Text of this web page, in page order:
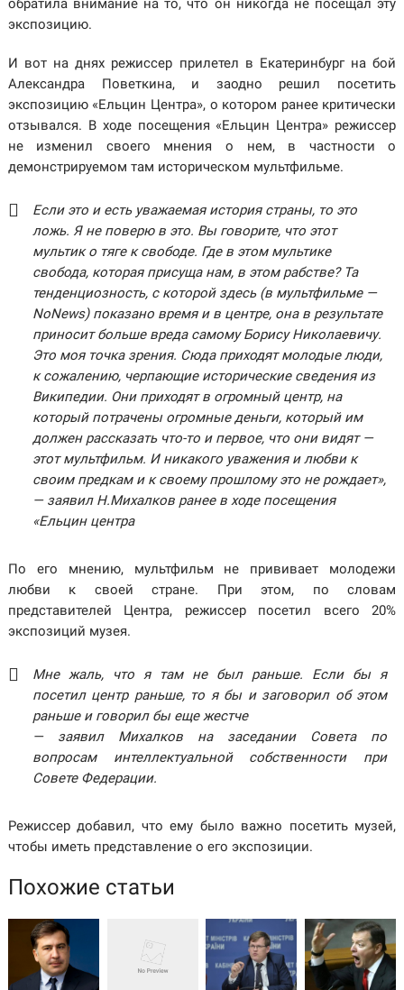
обратила внимание на то, что он никогда не посещал эту
экспозицию.
И вот на днях режиссер прилетел в Екатеринбург на бой
Александра Поветкина, и заодно решил посетить
экспозицию «Ельцин Центра», о котором ранее критически
отзывался. В ходе посещения «Ельцин Центра» режиссер
не изменил своего мнения о нем, в частности о
демонстрируемом там историческом мультфильме.
Если это и есть уважаемая история страны, то это
ложь. Я не поверю в это. Вы говорите, что этот
мультик о тяге к свободе. Где в этом мультике
свобода, которая присуща нам, в этом рабстве? Та
тенденциозность, с которой здесь (в мультфильме —
NoNews) показано время и в центре, она в результате
приносит больше вреда самому Борису Николаевичу.
Это моя точка зрения. Сюда приходят молодые люди,
к сожалению, черпающие исторические сведения из
Википедии. Они приходят в огромный центр, на
который потрачены огромные деньги, который им
должен рассказать что-то и первое, что они видят —
этот мультфильм. И никакого уважения и любви к
своим предкам и к своему прошлому это не рождает»,
— заявил Н.Михалков ранее в ходе посещения
«Ельцин центра
По его мнению, мультфильм не прививает молодежи
любви к своей стране. При этом, по словам
представителей Центра, режиссер посетил всего 20%
экспозиций музея.
Мне жаль, что я там не был раньше. Если бы я
посетил центр раньше, то я бы и заговорил об этом
раньше и говорил бы еще жестче
— заявил Михалков на заседании Совета по
вопросам интеллектуальной собственности при
Совете Федерации.
Режиссер добавил, что ему было важно посетить музей,
чтобы иметь представление о его экспозиции.
Похожие статьи